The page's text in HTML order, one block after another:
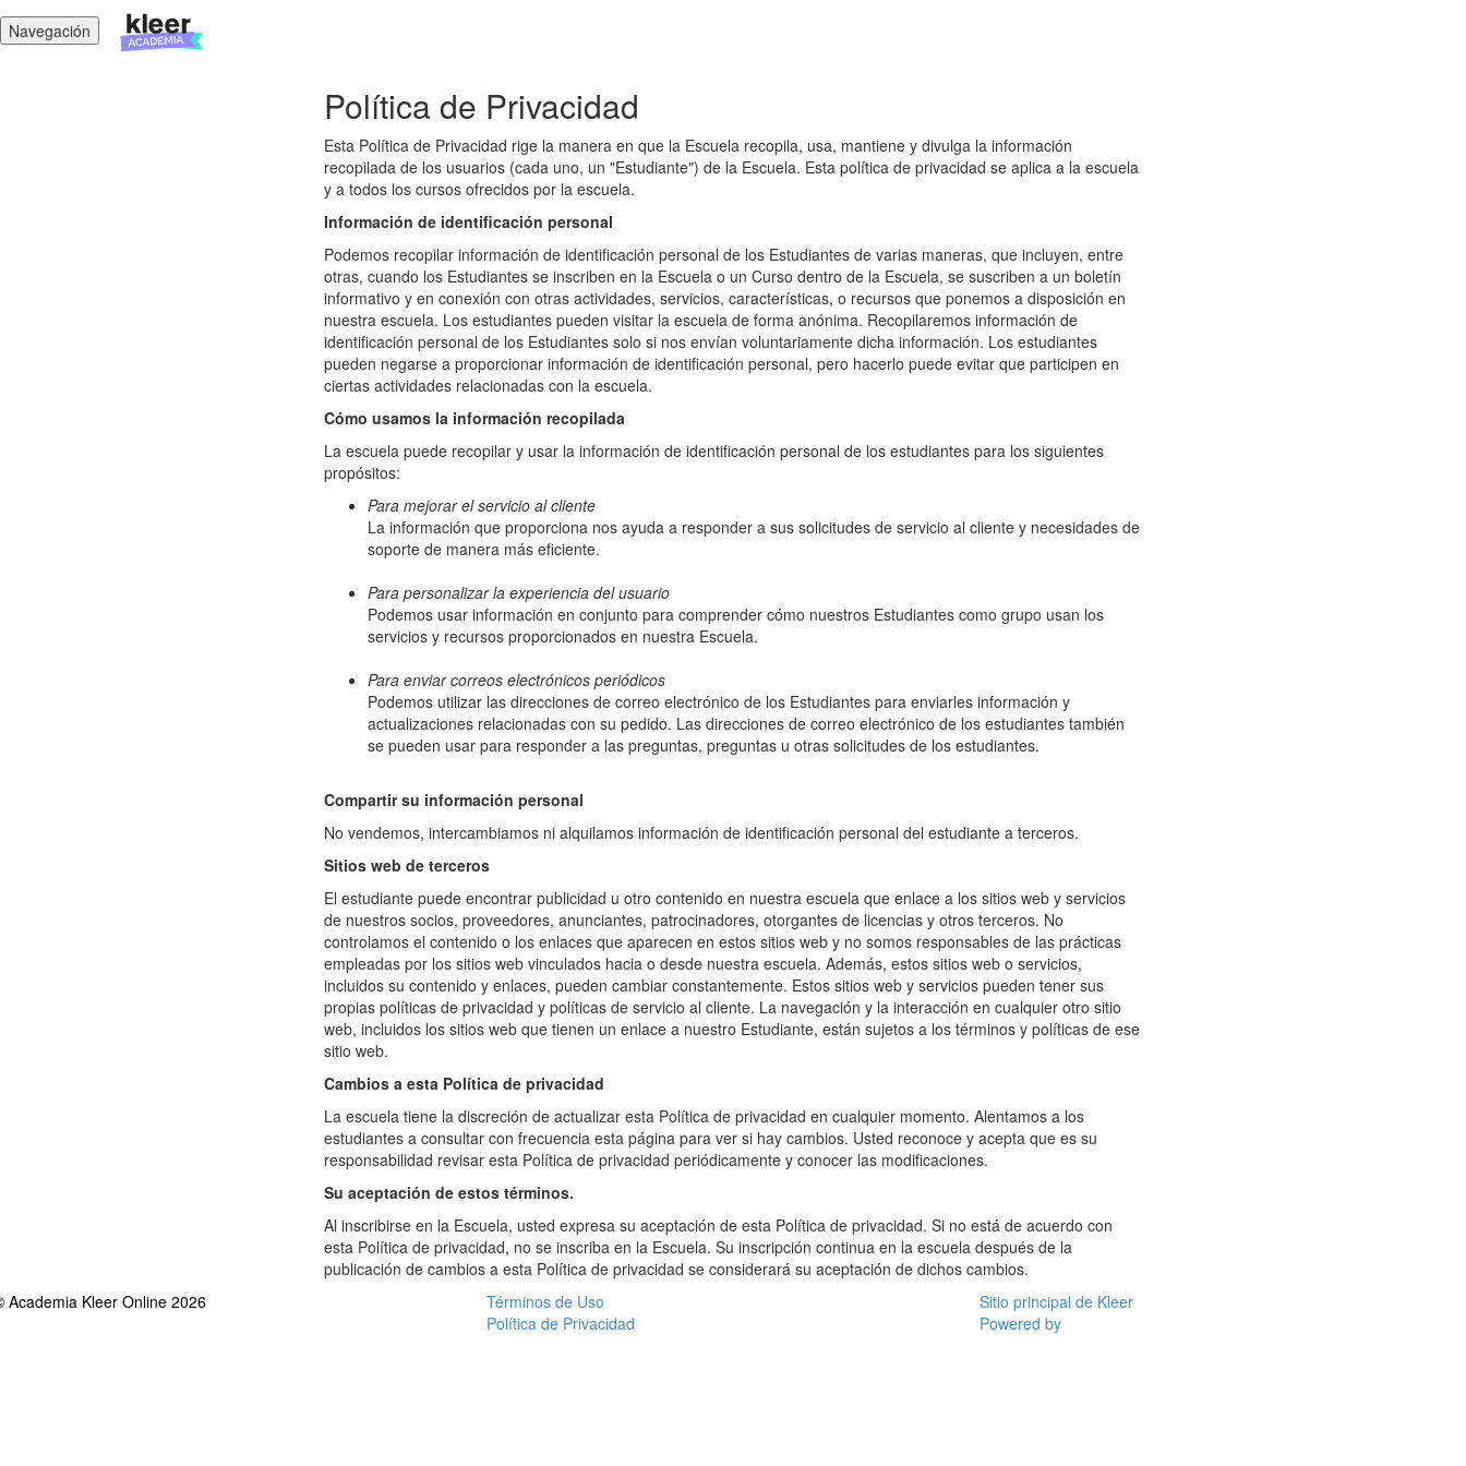
Navegación
Política de Privacidad
Esta Política de Privacidad rige la manera en que la Escuela recopila, usa, mantiene y divulga la información
recopilada de los usuarios (cada uno, un "Estudiante") de la Escuela. Esta política de privacidad se aplica a la escuela
y a todos los cursos ofrecidos por la escuela.
Información de identificación personal
Podemos recopilar información de identificación personal de los Estudiantes de varias maneras, que incluyen, entre
otras, cuando los Estudiantes se inscriben en la Escuela o un Curso dentro de la Escuela, se suscriben a un boletín
informativo y en conexión con otras actividades, servicios, características, o recursos que ponemos a disposición en
nuestra escuela. Los estudiantes pueden visitar la escuela de forma anónima. Recopilaremos información de
identificación personal de los Estudiantes solo si nos envían voluntariamente dicha información. Los estudiantes
pueden negarse a proporcionar información de identificación personal, pero hacerlo puede evitar que participen en
ciertas actividades relacionadas con la escuela.
Cómo usamos la información recopilada
La escuela puede recopilar y usar la información de identificación personal de los estudiantes para los siguientes
propósitos:
Para mejorar el servicio al cliente
La información que proporciona nos ayuda a responder a sus solicitudes de servicio al cliente y necesidades de
soporte de manera más eficiente.
Para personalizar la experiencia del usuario
Podemos usar información en conjunto para comprender cómo nuestros Estudiantes como grupo usan los
servicios y recursos proporcionados en nuestra Escuela.
Para enviar correos electrónicos periódicos
Podemos utilizar las direcciones de correo electrónico de los Estudiantes para enviarles información y
actualizaciones relacionadas con su pedido. Las direcciones de correo electrónico de los estudiantes también
se pueden usar para responder a las preguntas, preguntas u otras solicitudes de los estudiantes.
Compartir su información personal
No vendemos, intercambiamos ni alquilamos información de identificación personal del estudiante a terceros.
Sitios web de terceros
El estudiante puede encontrar publicidad u otro contenido en nuestra escuela que enlace a los sitios web y servicios
de nuestros socios, proveedores, anunciantes, patrocinadores, otorgantes de licencias y otros terceros. No
controlamos el contenido o los enlaces que aparecen en estos sitios web y no somos responsables de las prácticas
empleadas por los sitios web vinculados hacia o desde nuestra escuela. Además, estos sitios web o servicios,
incluidos su contenido y enlaces, pueden cambiar constantemente. Estos sitios web y servicios pueden tener sus
propias políticas de privacidad y políticas de servicio al cliente. La navegación y la interacción en cualquier otro sitio
web, incluidos los sitios web que tienen un enlace a nuestro Estudiante, están sujetos a los términos y políticas de ese
sitio web.
Cambios a esta Política de privacidad
La escuela tiene la discreción de actualizar esta Política de privacidad en cualquier momento. Alentamos a los
estudiantes a consultar con frecuencia esta página para ver si hay cambios. Usted reconoce y acepta que es su
responsabilidad revisar esta Política de privacidad periódicamente y conocer las modificaciones.
Su aceptación de estos términos.
Al inscribirse en la Escuela, usted expresa su aceptación de esta Política de privacidad. Si no está de acuerdo con
esta Política de privacidad, no se inscriba en la Escuela. Su inscripción continua en la escuela después de la
publicación de cambios a esta Política de privacidad se considerará su aceptación de dichos cambios.
Academia Kleer Online 2026
Términos de Uso
Política de Privacidad
Sitio principal de Kleer
Powered by